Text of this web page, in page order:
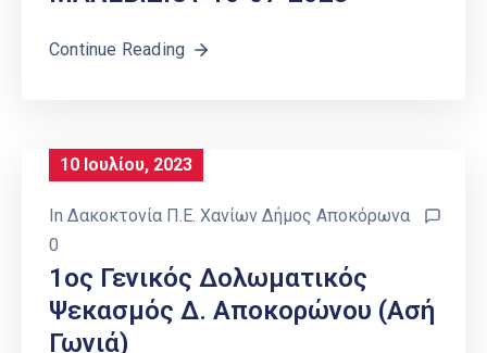
Continue Reading
10 Ιουλίου, 2023
In Δακοκτονία Π.Ε. Χανίων Δήμος Αποκόρωνα
0
1ος Γενικός Δολωματικός
Ψεκασμός Δ. Αποκορώνου (Ασή
Γωνιά)